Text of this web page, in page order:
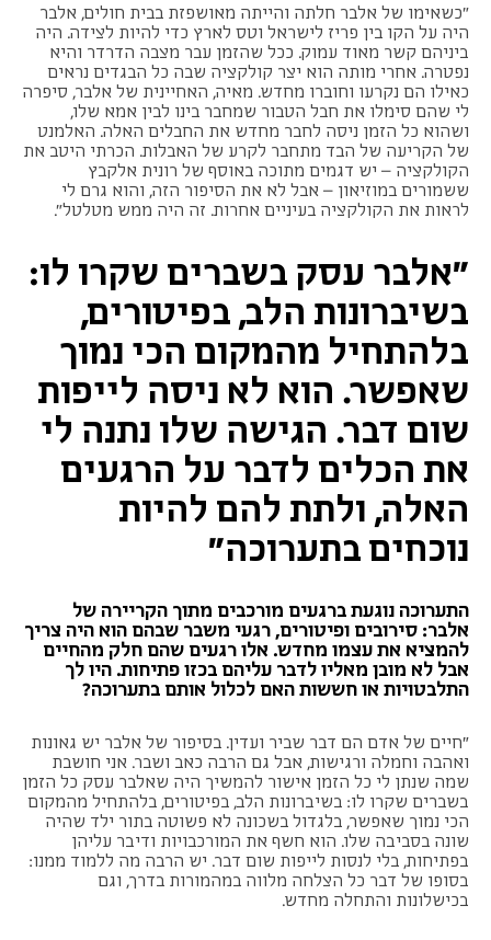
"כשאימו של אלבר חלתה והייתה מאושפזת בבית חולים, אלבר
היה על הקו בין פריז לישראל וטס לארץ כדי להיות לצידה. היה
ביניהם קשר מאוד עמוק. ככל שהזמן עבר מצבה הדרדר והיא
נפטרה. אחרי מותה הוא יצר קולקציה שבה כל הבגדים נראים
כאילו הם נקרעו וחוברו מחדש. מאיה, האחיינית של אלבר, סיפרה
לי שהם סימלו את חבל הטבור שמחבר בינו לבין אמא שלו,
ושהוא כל הזמן ניסה לחבר מחדש את החבלים האלה. האלמנט
של הקריעה של הבד מתחבר לקרע של האבלות. הכרתי היטב את
הקולקציה – יש דגמים מתוכה באוסף של רונית אלקבץ
ששמורים במוזיאון – אבל לא את הסיפור הזה, והוא גרם לי
לראות את הקולקציה בעיניים אחרות. זה היה ממש מטלטל".
"אלבר עסק בשברים שקרו לו:
בשיברונות הלב, בפיטורים,
בלהתחיל מהמקום הכי נמוך
שאפשר. הוא לא ניסה לייפות
שום דבר. הגישה שלו נתנה לי
את הכלים לדבר על הרגעים
האלה, ולתת להם להיות
נוכחים בתערוכה"
התערוכה נוגעת ברגעים מורכבים מתוך הקריירה של
אלבר: סירובים ופיטורים, רגעי משבר שבהם הוא היה צריך
להמציא את עצמו מחדש. אלו רגעים שהם חלק מהחיים
אבל לא מובן מאליו לדבר עליהם בכזו פתיחות. היו לך
התלבטויות או חששות האם לכלול אותם בתערוכה?
״חיים של אדם הם דבר שביר ועדין. בסיפור של אלבר יש גאונות
ואהבה וחמלה ורגישות, אבל גם הרבה כאב ושבר. אני חושבת
שמה שנתן לי כל הזמן אישור להמשיך היה שאלבר עסק כל הזמן
בשברים שקרו לו: בשיברונות הלב, בפיטורים, בלהתחיל מהמקום
הכי נמוך שאפשר, בלגדול בשכונה לא פשוטה בתור ילד שהיה
שונה בסביבה שלו. הוא חשף את המורכבויות ודיבר עליהן
בפתיחות, בלי לנסות לייפות שום דבר. יש הרבה מה ללמוד ממנו:
בסופו של דבר כל הצלחה מלווה במהמורות בדרך, וגם
בכישלונות והתחלה מחדש.